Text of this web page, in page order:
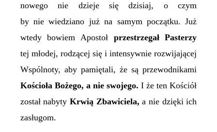
nowego nie dzieje się dzisiaj, o czym
by nie wiedziano już na samym początku. Już
wtedy bowiem Apostoł przestrzegał Pasterzy
tej młodej, rodzącej się i intensywnie rozwijającej
Wspólnoty, aby pamiętali, że są przewodnikami
Kościoła Bożego, a nie swojego. I że ten Kościół
został nabytyKrwią Zbawiciela,a nie dzięki ich
zasługom.